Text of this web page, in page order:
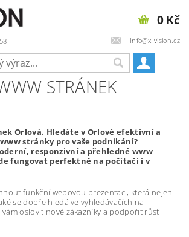
Info@x-vision.cz
0 Kč
STRÁNEK
Orlová. Hledáte v Orlové efektivní a
stránky pro vaše podnikání?
responzivní a přehledné www
fungovat perfektně na počítači i v
funkční webovou prezentaci, která nejen
se dobře hledá ve vyhledávačích na
oslovit nové zákazníky a podpořit růst